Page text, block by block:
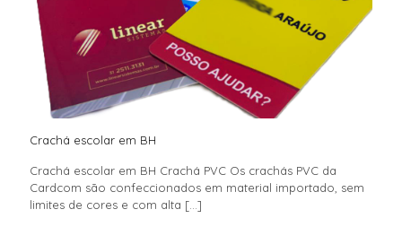
Crachá escolar em BH
Crachá escolar em BH Crachá PVC Os crachás PVC da
Cardcom são confeccionados em material importado, sem
limites de cores e com alta […]